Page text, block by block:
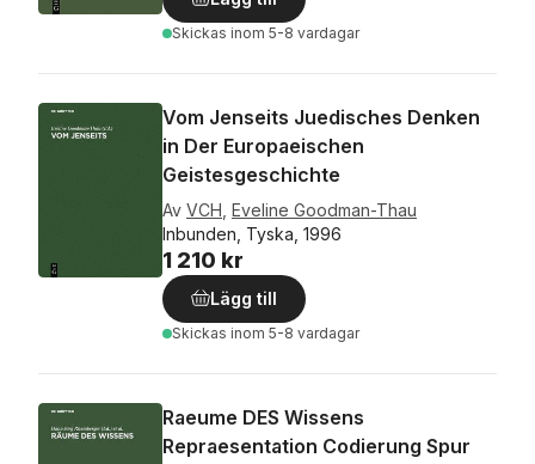
Skickas inom 5-8 vardagar
Vom Jenseits Juedisches Denken
in Der Europaeischen
Geistesgeschichte
Av VCH Eveline Goodman-Thau
Inbunden, Tyska, 1996
1 210 kr
Lägg till
Skickas inom 5-8 vardagar
Raeume DES Wissens
Repraesentation Codierung Spur